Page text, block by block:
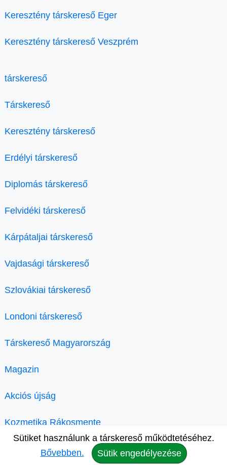
Keresztény társkereső Eger
Keresztény társkereső Veszprém
társkereső
Társkereső
Keresztény társkereső
Erdélyi társkereső
Diplomás társkereső
Felvidéki társkereső
Kárpátaljai társkereső
Vajdasági társkereső
Szlovákiai társkereső
Londoni társkereső
Társkereső Magyarország
Magazin
Akciós újság
Kozmetika Rákosmente
Sütiket használunk a társkereső működtetéséhez.
Bővebben.
Sütik engedélyezése